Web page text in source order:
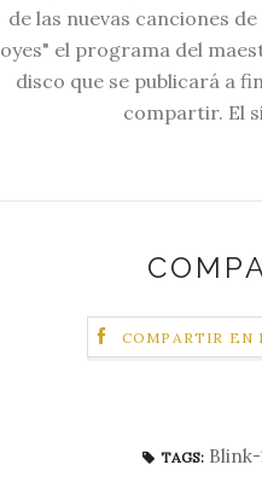
de las nuevas canciones de
oyes" el programa del
disco que se publicará a
compartir. El
COMPARTIR EN
TAGS: Blink-